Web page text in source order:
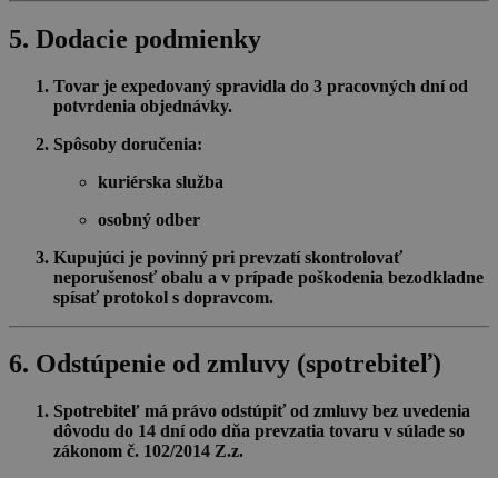
5. Dodacie podmienky
Tovar je expedovaný spravidla do 3 pracovných dníod
potvrdenia objednávky.
Spôsoby doručenia:
kuriérska služba
osobný odber
Kupujúci je povinný pri prevzatí skontrolovať
neporušenosť obalu a v prípade poškodenia bezodkladne
spísať protokol s dopravcom.
6. Odstúpenie od zmluvy (spotrebiteľ)
Spotrebiteľ má právo odstúpiť od zmluvy bez uvedenia
dôvodu do 14 dníodo dňa prevzatia tovaru v súlade so
zákonom č. 102/2014 Z.z.